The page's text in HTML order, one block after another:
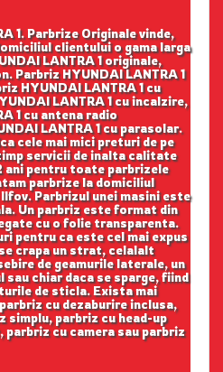
1. Parbrize Originale vinde,
clientului o gama larga
LANTRA 1 originale,
Parbriz HYUNDAI LANTRA 1
HYUNDAI LANTRA 1 cu
LANTRA 1 cu incalzire,
1 cu antena radio
LANTRA 1 cu parasolar.
cele mai mici preturi de pe
servicii de inalta calitate
ani pentru toate parbrizele
parbrize la domiciliul
Parbrizul unei masini este
Un parbriz este format din
cu o folie transparenta.
pentru ca este cel mai expus
crapa un strat, celalalt
de geamurile laterale, un
sau chiar daca se sparge, fiind
de sticla. Exista mai
cu dezaburire inclusa,
simplu, parbriz cu head-up
cu camera sau parbriz